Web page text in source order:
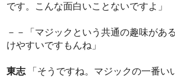
です。こんな面白いことないですよ」
－－「マジックという共通の趣味があ
けやすいですもんね」
東志「そうですね。マジックの一番い